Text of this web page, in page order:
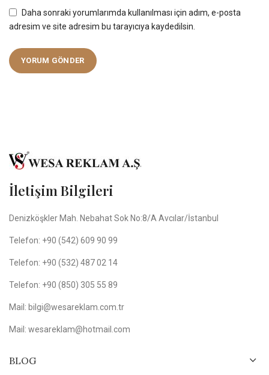
Daha sonraki yorumlarımda kullanılması için adım, e-posta
adresim ve site adresim bu tarayıcıya kaydedilsin.
İletişim Bilgileri
Denizköşkler Mah. Nebahat Sok No:8/A Avcılar/İstanbul
Telefon: +90 (542) 609 90 99
Telefon: +90 (532) 487 02 14
Telefon: +90 (850) 305 55 89
Mail: bilgi@wesareklam.com.tr
Mail: wesareklam@hotmail.com
BLOG